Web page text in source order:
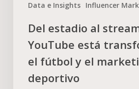
Data e Insights Influencer
Del estadio al
YouTube está
el fútbol y el
deportivo